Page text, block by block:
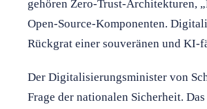
gehören Zero-Trust-Architekturen,
Open-Source-Komponenten.
Rückgrat einer souveränen und
Der Digitalisierungsminister von
Frage der nationalen Sicherheit.